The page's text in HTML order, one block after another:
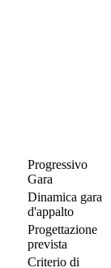
Progressivo
Gara
Dinamica gara
d'appalto
Progettazione
prevista
Criterio di